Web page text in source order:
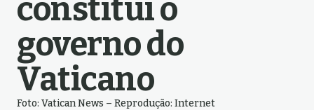
constitui o
governo do
Vaticano
Foto: Vatican News – Reprodução: Internet